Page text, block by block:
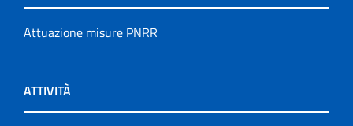
Attuazione misure PNRR
ATTIVITÀ